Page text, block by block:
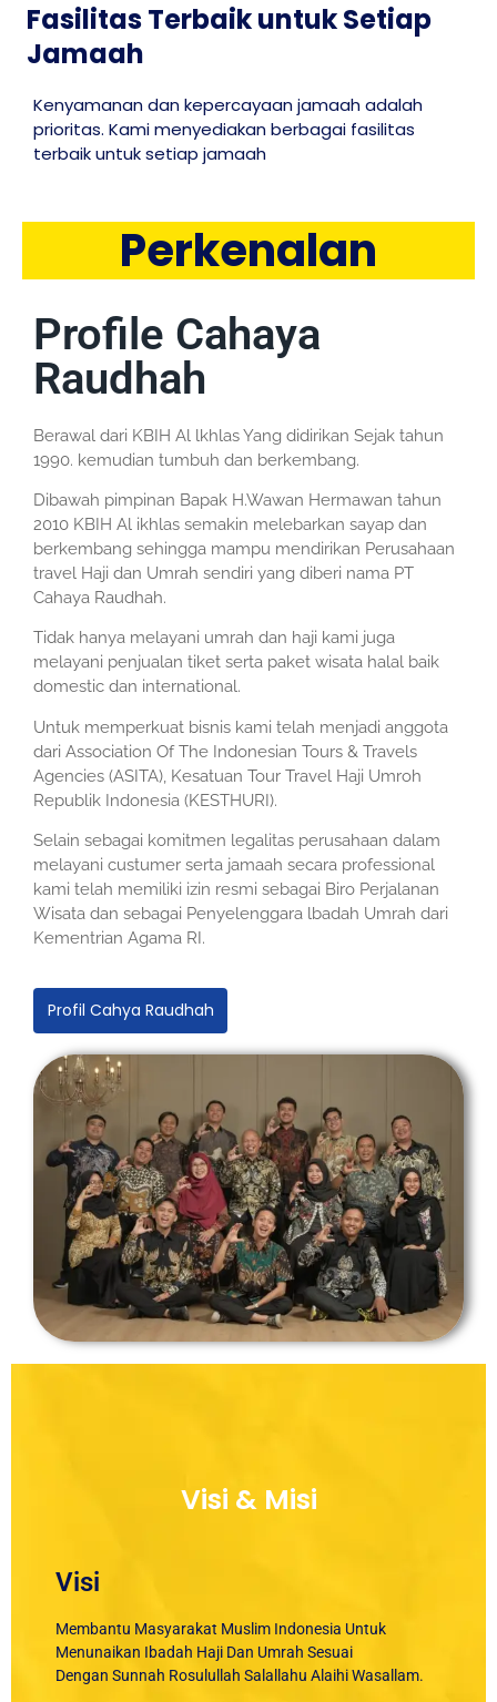
Fasilitas Terbaik untuk Setiap
Jamaah
Kenyamanan dan kepercayaan jamaah adalah
prioritas. Kami menyediakan berbagai fasilitas
terbaik untuk setiap jamaah
Perkenalan
Profile Cahaya
Raudhah
Berawal dari KBIH Al lkhlas Yang didirikan Sejak tahun
1990. kemudian tumbuh dan berkembang.
Dibawah pimpinan Bapak H.Wawan Hermawan tahun
2010 KBIH Al ikhlas semakin melebarkan sayap dan
berkembang sehingga mampu mendirikan Perusahaan
travel Haji dan Umrah sendiri yang diberi nama PT
Cahaya Raudhah.
Tidak hanya melayani umrah dan haji kami juga
melayani penjualan tiket serta paket wisata halal baik
domestic dan international.
Untuk memperkuat bisnis kami telah menjadi anggota
dari Association Of The Indonesian Tours & Travels
Agencies (ASITA), Kesatuan Tour Travel Haji Umroh
Republik Indonesia (KESTHURI).
Selain sebagai komitmen legalitas perusahaan dalam
melayani custumer serta jamaah secara professional
kami telah memiliki izin resmi sebagai Biro Perjalanan
Wisata dan sebagai Penyelenggara lbadah Umrah dari
Kementrian Agama RI.
Profil Cahya Raudhah
Visi & Misi
Visi
Membantu Masyarakat Muslim Indonesia Untuk
Menunaikan Ibadah Haji Dan Umrah Sesuai
Dengan Sunnah Rosulullah Salallahu Alaihi Wasallam.